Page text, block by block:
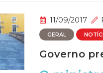
11/09/2017
GERAL
Governo